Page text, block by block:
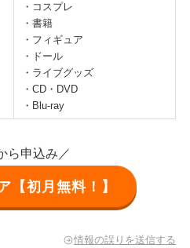
・コスプレ
・書籍
・フィギュア
・ドール
・ライブグッズ
・CD・DVD
・Blu-ray
ら申込み／
【初月無料！】
情報の誤りを送信する